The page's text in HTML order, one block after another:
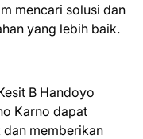
mencari solusi dan
yang lebih baik.
B Handoyo
Karno dapat
dan memberikan